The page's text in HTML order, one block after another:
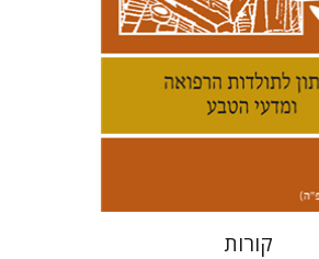
הנחת אתר ספר מודפס
$42
$38
קורות